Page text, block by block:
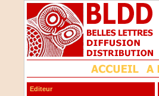
Editeur